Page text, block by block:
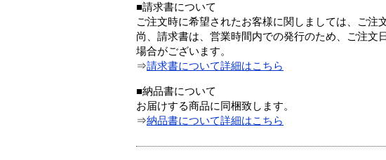
■請求書について
ご注文時に希望されたお客様に関しましては、ご注
尚、請求書は、営業時間内での発行のため、ご注文
場合がございます。
⇒請求書について詳細はこちら
■納品書について
お届けする商品に同梱致します。
⇒納品書について詳細はこちら